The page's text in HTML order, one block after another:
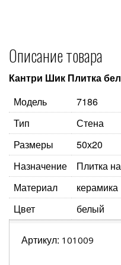
Описание товара
Кантри Шик Плитка
Модель
7186
Тип
Стена
Размеры
50х20
Назначение
Плитка
Материал
керамика
Цвет
белый
Артикул: 101009